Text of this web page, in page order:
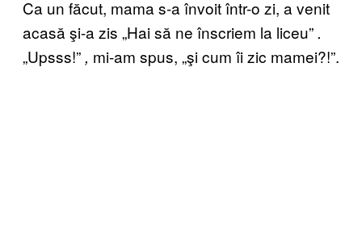
Ca un făcut, mama s-a învoit într-o zi, a venit
acasă şi-a zis „Hai să ne înscriem la liceu” .
„Upsss!” , mi-am spus, „şi cum îi zic mamei?!”.